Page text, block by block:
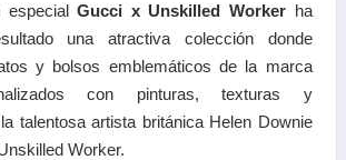
especialGucci x Unskilled Workerha
una atractiva colección donde
y bolsos emblemáticos de la marca
con pinturas, texturas y
talentosa artista británica Helen Downie
Worker.